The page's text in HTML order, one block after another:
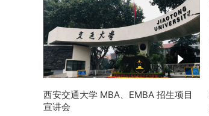
西安交通大学 MBA、EMBA 招生项目
宣讲会